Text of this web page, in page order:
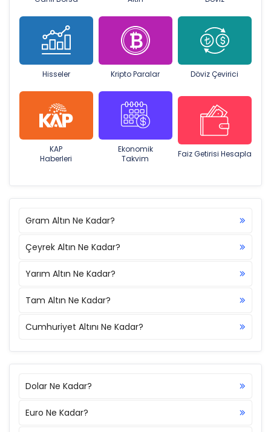
Hisseler Kripto Paralar Döviz Çevirici
KAP
Haberleri
Ekonomik
Takvim
Faiz Getirisi Hesapla
Gram Altın Ne Kadar?
Çeyrek Altın Ne Kadar?
Yarım Altın Ne Kadar?
Tam Altın Ne Kadar?
Cumhuriyet Altını Ne Kadar?
Dolar Ne Kadar?
Euro Ne Kadar?